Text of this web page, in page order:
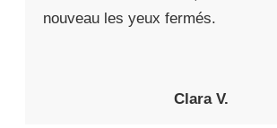
nouveau les yeux fermés.
Clara V.